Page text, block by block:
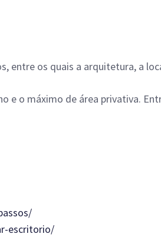
entre os quais a arquitetura, a
e o máximo de área privativa.
escritorio/